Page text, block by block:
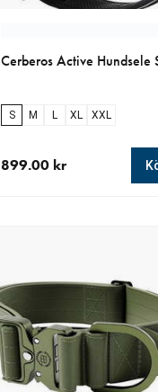
Cerberos Active Hundsele
S M L XL XXL
899.00 kr